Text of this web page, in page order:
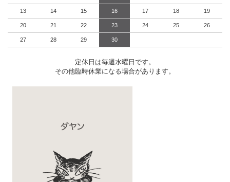
13 14 15 16 17 18 19
20 21 22 23 24 25 26
27 28 29 30
定休日は毎週水曜日です。
その他臨時休業になる場合があります。